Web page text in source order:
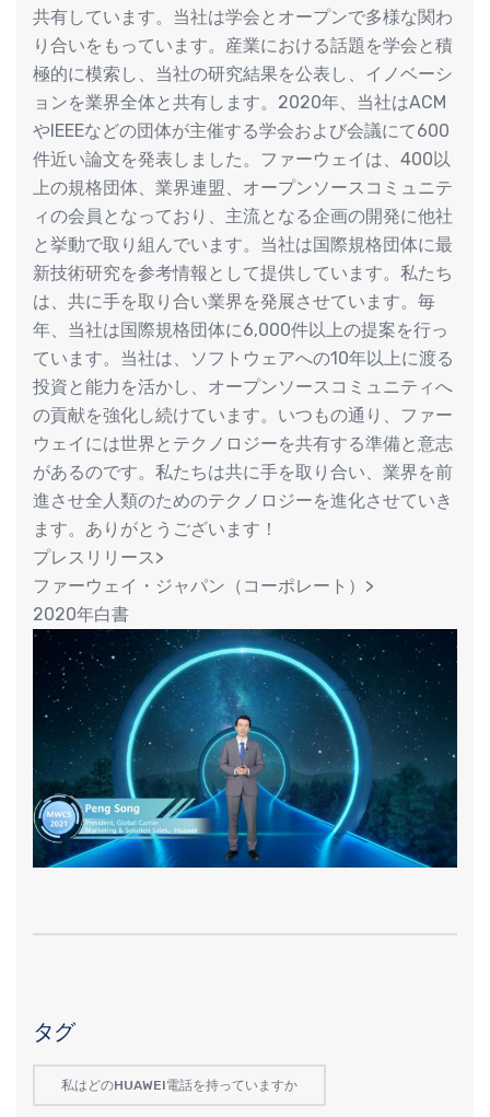
共有しています。当社は学会とオープンで多様な関わ
り合いをもっています。産業における話題を学会と積
極的に模索し、当社の研究結果を公表し、イノベーシ
ョンを業界全体と共有します。2020年、当社はACM
やIEEEなどの団体が主催する学会および会議にて600
件近い論文を発表しました。ファーウェイは、400以
上の規格団体、業界連盟、オープンソースコミュニテ
ィの会員となっており、主流となる企画の開発に他社
と挙動で取り組んでいます。当社は国際規格団体に最
新技術研究を参考情報として提供しています。私たち
は、共に手を取り合い業界を発展させています。毎
年、当社は国際規格団体に6,000件以上の提案を行っ
ています。当社は、ソフトウェアへの10年以上に渡る
投資と能力を活かし、オープンソースコミュニティへ
の貢献を強化し続けています。いつもの通り、ファー
ウェイには世界とテクノロジーを共有する準備と意志
があるのです。私たちは共に手を取り合い、業界を前
進させ全人類のためのテクノロジーを進化させていき
ます。ありがとうございます！
プレスリリース>
ファーウェイ・ジャパン（コーポレート）>
2020年白書
タグ
私はどのHUAWEI電話を持っていますか